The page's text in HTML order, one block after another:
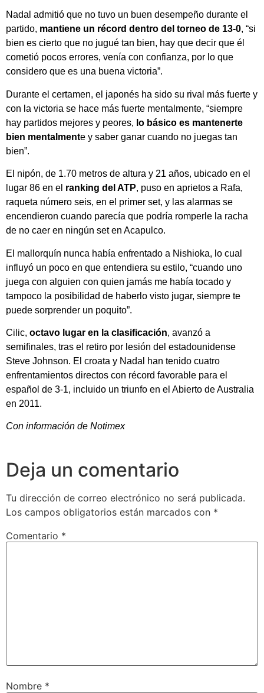
Nadal admitió que no tuvo un buen desempeño durante el
partido, mantiene un récord dentro del torneo de 13-0, “si
bien es cierto que no jugué tan bien, hay que decir que él
cometió pocos errores, venía con confianza, por lo que
considero que es una buena victoria”.
Durante el certamen, el japonés ha sido su rival más fuerte y
con la victoria se hace más fuerte mentalmente, “siempre
hay partidos mejores y peores, lo básico es mantenerte
bien mentalmente y saber ganar cuando no juegas tan
bien”.
El nipón, de 1.70 metros de altura y 21 años, ubicado en el
lugar 86 en el ranking del ATP, puso en aprietos a Rafa,
raqueta número seis, en el primer set, y las alarmas se
encendieron cuando parecía que podría romperle la racha
de no caer en ningún set en Acapulco.
El mallorquín nunca había enfrentado a Nishioka, lo cual
influyó un poco en que entendiera su estilo, “cuando uno
juega con alguien con quien jamás me había tocado y
tampoco la posibilidad de haberlo visto jugar, siempre te
puede sorprender un poquito”.
Cilic, octavo lugar en la clasificación, avanzó a
semifinales, tras el retiro por lesión del estadounidense
Steve Johnson. El croata y Nadal han tenido cuatro
enfrentamientos directos con récord favorable para el
español de 3-1, incluido un triunfo en el Abierto de Australia
en 2011.
Con información de Notimex
Deja un comentario
Tu dirección de correo electrónico no será publicada.
Los campos obligatorios están marcados con *
Comentario *
Nombre *